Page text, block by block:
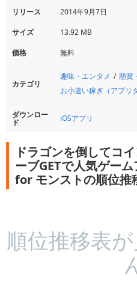
リリース
2014年9月7日
サイズ
13.92 MB
価格
無料
カテゴリ
趣味・エンタメ
懸賞
お小遣い稼ぎ（アプリ
ダウンロー
ド iOSアプリ
ドラゴンを倒してコ
ーブGETで人気ゲー
for モンストの順位推
順位推移表